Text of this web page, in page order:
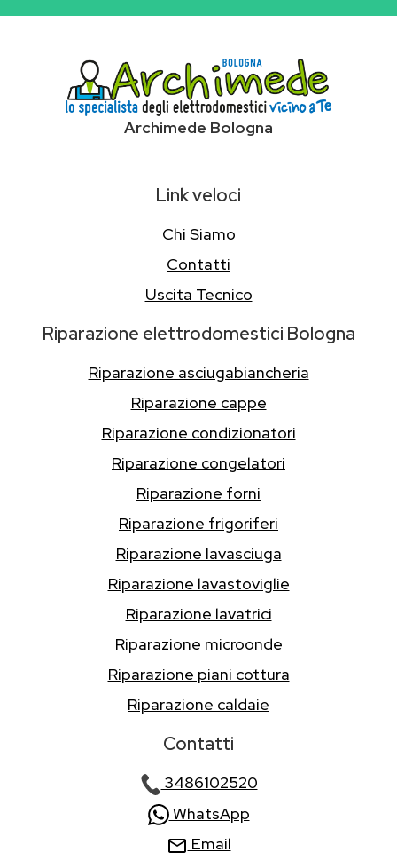
Archimede Bologna
Link veloci
Chi Siamo
Contatti
Uscita Tecnico
Riparazione elettrodomestici Bologna
Riparazione asciugabiancheria
Riparazione cappe
Riparazione condizionatori
Riparazione congelatori
Riparazione forni
Riparazione frigoriferi
Riparazione lavasciuga
Riparazione lavastoviglie
Riparazione lavatrici
Riparazione microonde
Riparazione piani cottura
Riparazione caldaie
Contatti
3486102520
WhatsApp
Email